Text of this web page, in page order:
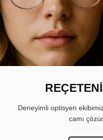
Deneyimli optisyen
camı